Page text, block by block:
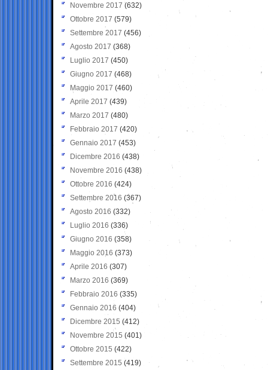
Novembre 2017 (632)
Ottobre 2017 (579)
Settembre 2017 (456)
Agosto 2017 (368)
Luglio 2017 (450)
Giugno 2017 (468)
Maggio 2017 (460)
Aprile 2017 (439)
Marzo 2017 (480)
Febbraio 2017 (420)
Gennaio 2017 (453)
Dicembre 2016 (438)
Novembre 2016 (438)
Ottobre 2016 (424)
Settembre 2016 (367)
Agosto 2016 (332)
Luglio 2016 (336)
Giugno 2016 (358)
Maggio 2016 (373)
Aprile 2016 (307)
Marzo 2016 (369)
Febbraio 2016 (335)
Gennaio 2016 (404)
Dicembre 2015 (412)
Novembre 2015 (401)
Ottobre 2015 (422)
Settembre 2015 (419)